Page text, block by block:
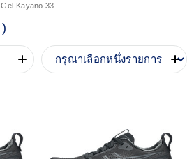
Gel-Kayano 33
)